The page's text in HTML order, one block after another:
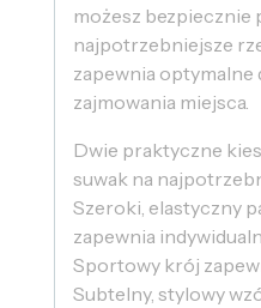
możesz bezpiecznie
najpotrzebniejsze
zapewnia optymalne
zajmowania miejsca.
Dwie praktyczne
suwak na
Szeroki, elastyczny
zapewnia
Sportowy krój
Subtelny, stylowy